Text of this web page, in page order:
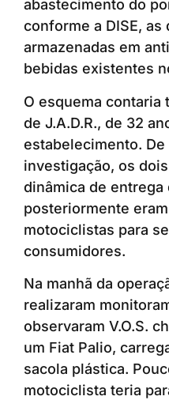
abastecimento do
conforme a DISE, as
armazenadas em
bebidas existentes
O esquema contaria
de J.A.D.R., de 32
estabelecimento. De
investigação, os
dinâmica de entrega
posteriormente
motociclistas para
consumidores.
Na manhã da
realizaram
observaram V.O.S.
um Fiat Palio,
sacola plástica.
motociclista teria